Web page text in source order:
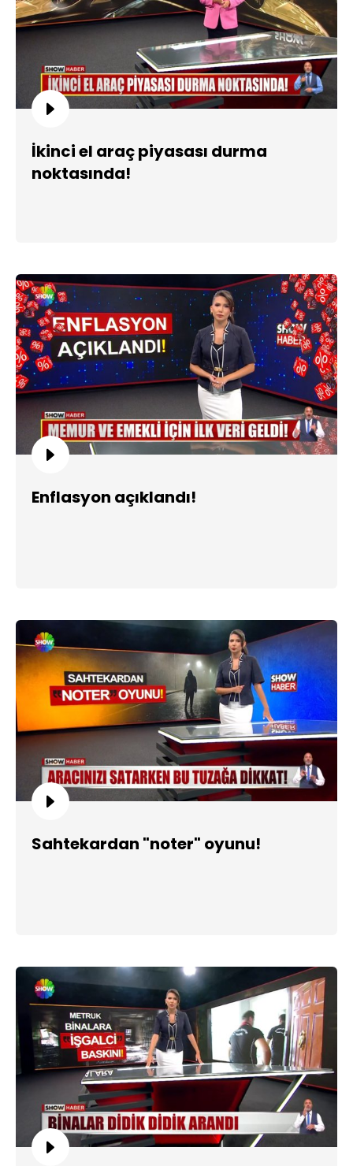
İkinci el araç piyasası durma
noktasında!
Enflasyon açıklandı!
Sahtekardan "noter" oyunu!